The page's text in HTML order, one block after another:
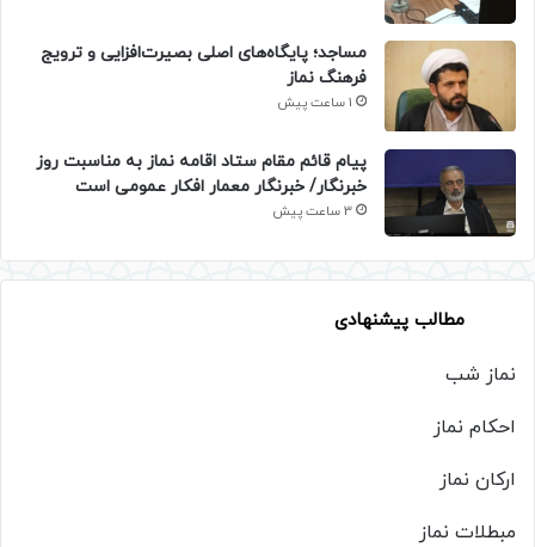
​مساجد؛ پایگاه‌های اصلی بصیرت‌افزایی و ترویج
فرهنگ نماز
1 ساعت پیش
پیام قائم مقام ستاد اقامه نماز به مناسبت روز
خبرنگار/ خبرنگار معمار افکار عمومی است
3 ساعت پیش
مطالب پیشنهادی
نماز شب
احکام نماز
ارکان نماز
مبطلات نماز